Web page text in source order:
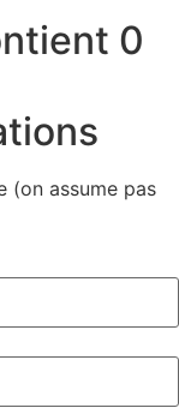
0
(on assume pas